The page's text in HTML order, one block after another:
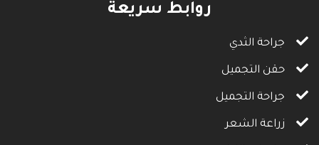
روابط سريعة
جراحة الثدي
حقن التجميل
جراحة التجميل
زراعة الشعر